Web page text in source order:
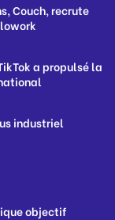
Couch, recrute
a propulsé la
industriel
objectif